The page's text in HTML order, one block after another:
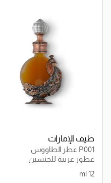
طيف الإمارات
P001 عطر الطاووس
عطور عربية للجنسين
12 ml